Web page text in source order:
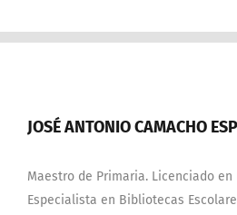
JOSÉ ANTONIO CAMACHO
Maestro de Primaria. Licenciado en
Especialista en Bibliotecas